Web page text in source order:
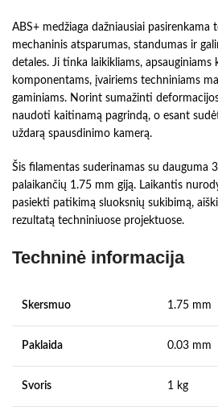
ABS+ medžiaga dažniausiai pasirenkama
mechaninis atsparumas, standumas ir
detales. Ji tinka laikikliams, apsauginiams
komponentams, įvairiems techniniams
gaminiams. Norint sumažinti
naudoti kaitinamą pagrindą, o esant
uždarą spausdinimo kamerą.
Šis filamentas suderinamas su dauguma
palaikančių 1.75 mm giją. Laikantis
pasiekti patikimą sluoksnių sukibimą,
rezultatą techniniuose projektuose.
Techninė informacija
Skersmuo 1.75 mm
Paklaida 0.03 mm
Svoris 1 kg